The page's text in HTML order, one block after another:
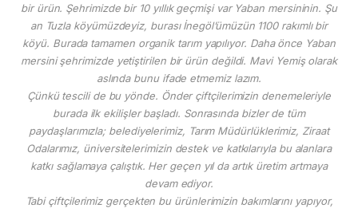
bir ürün. Şehrimizde bir 10 yıllık geçmişi var Yaban mersininin. Şu
an Tuzla köyümüzdeyiz, burası İnegöl’ümüzün 1100 rakımlı bir
köyü. Burada tamamen organik tarım yapılıyor. Daha önce Yaban
mersini şehrimizde yetiştirilen bir ürün değildi. Mavi Yemiş olarak
aslında bunu ifade etmemiz lazım.
Çünkü tescili de bu yönde. Önder çiftçilerimizin denemeleriyle
burada ilk ekilişler başladı. Sonrasında bizler de tüm
paydaşlarımızla; belediyelerimiz, Tarım Müdürlüklerimiz, Ziraat
Odalarımız, üniversitelerimizin destek ve katkılarıyla bu alanlara
katkı sağlamaya çalıştık. Her geçen yıl da artık üretim artmaya
devam ediyor.
Tabi çiftçilerimiz gerçekten bu ürünlerimizin bakımlarını yapıyor,